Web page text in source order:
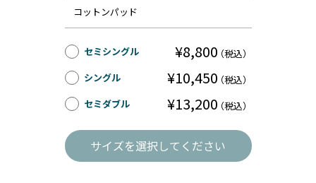
コットンパッド
セミシングル ¥8,800（税込）
シングル
¥10,450（税込）
セミダブル
¥13,200（税込）
サイズを選択してください